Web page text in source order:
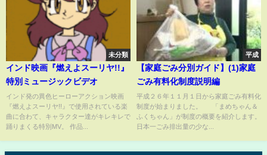
未分類
インド映画『燃えよスーリヤ!!』
特別ミュージックビデオ
インド発の異色ヒーローアクション映画
『燃えよスーリヤ!!』で使用されている楽
曲に合わて、キャラクター達がキレキレで
踊りまくる特別MV。 作品...
平成
【家庭ごみ分別ガイド】(1)家庭
ごみ有料化制度説明編
平成２６年１１月１日から家庭ごみ有料化
制度が始まりました。 「まめちゃん＆
ふくちゃん」が制度の概要を紹介します。
日本一ごみ排出量の少な...